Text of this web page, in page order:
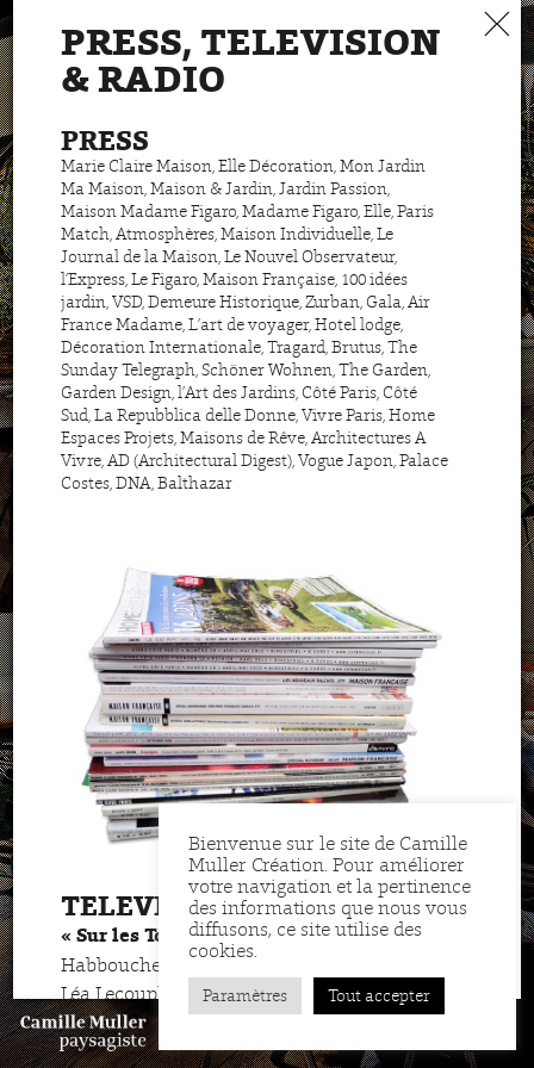
PRESS, TELEVISION
& RADIO
PRESS
Marie Claire Maison, Elle Décoration, Mon Jardin
Ma Maison, Maison & Jardin, Jardin Passion,
Maison Madame Figaro, Madame Figaro, Elle, Paris
Match, Atmosphères, Maison Individuelle, Le
Journal de la Maison, Le Nouvel Observateur,
l’Express, Le Figaro, Maison Française, 100 idées
jardin, VSD, Demeure Historique, Zurban, Gala, Air
France Madame, L’art de voyager, Hotel lodge,
Décoration Internationale, Tragard, Brutus, The
Sunday Telegraph, Schöner Wohnen, The Garden,
Garden Design, l’Art des Jardins, Côté Paris, Côté
Sud, La Repubblica delle Donne, Vivre Paris, Home
Espaces Projets, Maisons de Rêve, Architectures A
Vivre, AD (Architectural Digest), Vogue Japon, Palace
Costes, DNA, Balthazar
TELEVISION
« Sur les Toits de Paris »Morad Aït-
Habbouche and Thomas Raguet, written by
Léa Lecouple, France 5.
November 17, 2013.
Bienvenue sur le site de Camille
Muller Création. Pour améliorer
votre navigation et la pertinence
des informations que nous vous
diffusons, ce site utilise des
cookies.
Paramètres Tout accepter